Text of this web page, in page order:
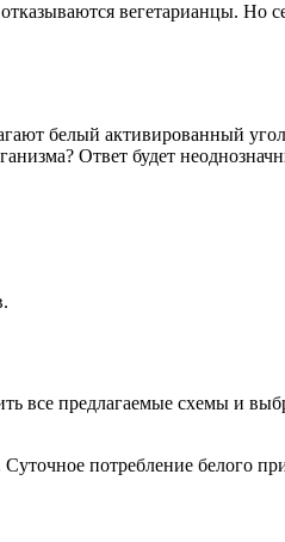
вегетарианцы. Но
белый активированный
Ответ будет
все предлагаемые схемы и
потребление белого